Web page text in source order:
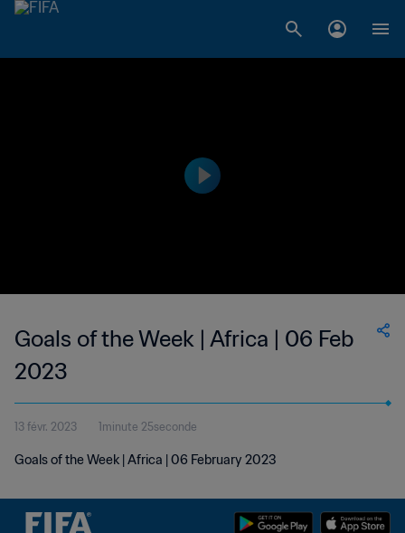
Goals of the Week | Africa | 06 Feb
2023
13 févr. 2023 1minute 25seconde
Goals of the Week | Africa | 06 February 2023